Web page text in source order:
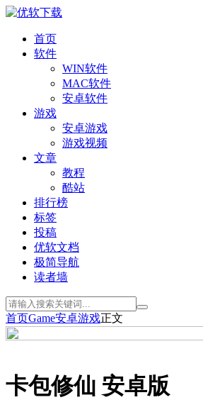
首页
软件
WIN软件
MAC软件
安卓软件
游戏
安卓游戏
游戏视频
文章
教程
酷站
排行榜
标签
投稿
优软文档
极简导航
读者墙
首页Game安卓游戏正文
卡包修仙 安卓版